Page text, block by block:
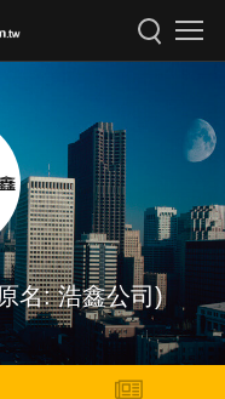
名: 浩鑫公司)